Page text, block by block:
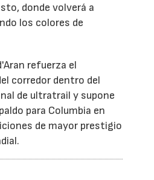
donde volverá a
los colores de
refuerza el
corredor dentro del
de ultratrail y supone
para Columbia en
de mayor prestigio